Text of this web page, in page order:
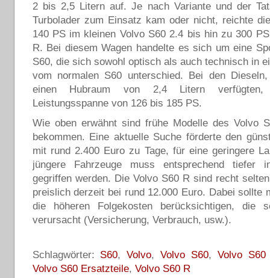
2 bis 2,5 Litern auf. Je nach Variante und der
Turbolader zum Einsatz kam oder nicht, reichte
140 PS im kleinen Volvo S60 2.4 bis hin zu 300
R. Bei diesem Wagen handelte es sich um eine
S60, die sich sowohl optisch als auch technisch in
vom normalen S60 unterschied. Bei den
einen Hubraum von 2,4 Litern
Leistungsspanne von 126 bis 185 PS.
Wie oben erwähnt sind frühe Modelle des Volvo
bekommen. Eine aktuelle Suche förderte den
mit rund 2.400 Euro zu Tage, für eine geringere
jüngere Fahrzeuge muss entsprechend tiefer
gegriffen werden. Die Volvo S60 R sind recht
preislich derzeit bei rund 12.000 Euro. Dabei sollte
die höheren Folgekosten berücksichtigen, die
verursacht (Versicherung, Verbrauch, usw.).
Schlagwörter: S60,Volvo,Volvo S60, Volvo S60
Volvo S60 Ersatzteile, Volvo S60 R